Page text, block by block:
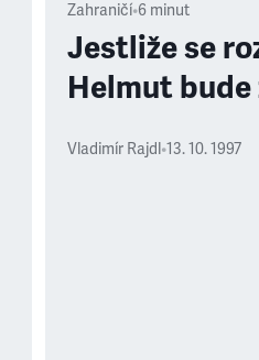
Zahraničí•6 minut
Jestliže se
Helmut bude
Vladimír Rajdl •13. 10. 1997